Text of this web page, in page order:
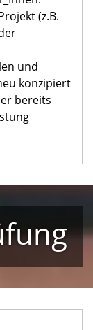
(z.B.
und
konzipiert
bereits